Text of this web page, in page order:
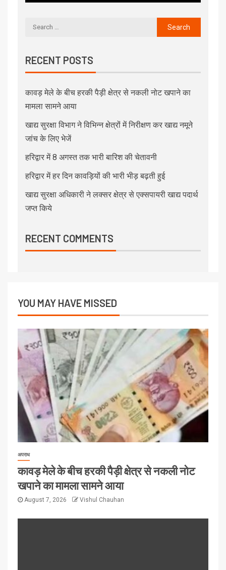
RECENT POSTS
कावड़ मेले के बीच हरकी पैड़ी क्षेत्र से नकली नोट खपाने का
मामला सामने आया
खाद्य सुरक्षा विभाग ने विभिन्न क्षेत्रों में निरीक्षण कर खाद्य नमूने
जांच के लिए भेजें
हरिद्वार में 8 अगस्त तक भारी बारिश की चेतावनी
हरिद्वार में हर दिन कावड़ियों की भारी भीड़ बढ़ती हुई
खाद्य सुरक्षा अधिकारी ने लक्सर क्षेत्र से एक्सपायरी खाद्य पदार्थ
जप्त किये
RECENT COMMENTS
YOU MAY HAVE MISSED
अपराध
कावड़ मेले के बीच हरकी पैड़ी क्षेत्र से नकली नोट
खपाने का मामला सामने आया
August 7, 2026 Vishul Chauhan